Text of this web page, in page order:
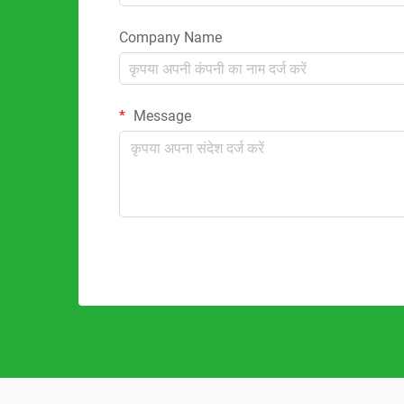
Company Name
Message